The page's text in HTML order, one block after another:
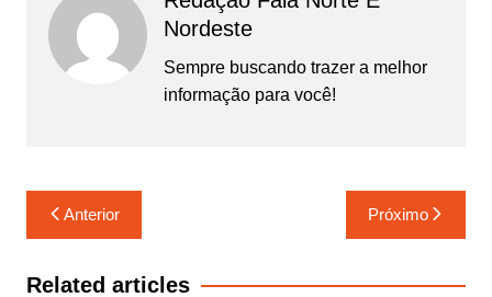
Nordeste
Sempre buscando trazer a melhor
informação para você!
Navegação
de
Post
Anterior Próximo
Related articles